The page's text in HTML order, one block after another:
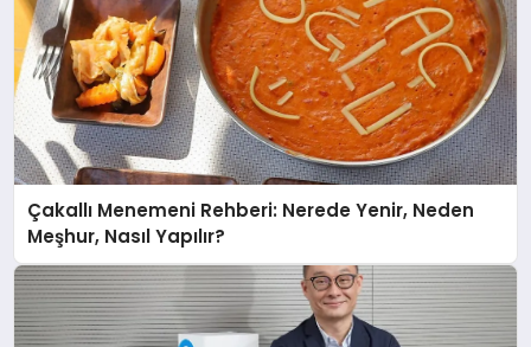
Çakallı Menemeni Rehberi: Nerede Yenir, Neden
Meşhur, Nasıl Yapılır?